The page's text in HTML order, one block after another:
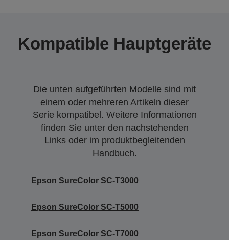
Kompatible Hauptgeräte
Die unten aufgeführten Modelle sind mit
einem oder mehreren Artikeln dieser
Serie kompatibel. Weitere Informationen
finden Sie unter den nachstehenden
Links oder im produktbegleitenden
Handbuch.
Epson SureColor SC-T3000
Epson SureColor SC-T5000
Epson SureColor SC-T7000